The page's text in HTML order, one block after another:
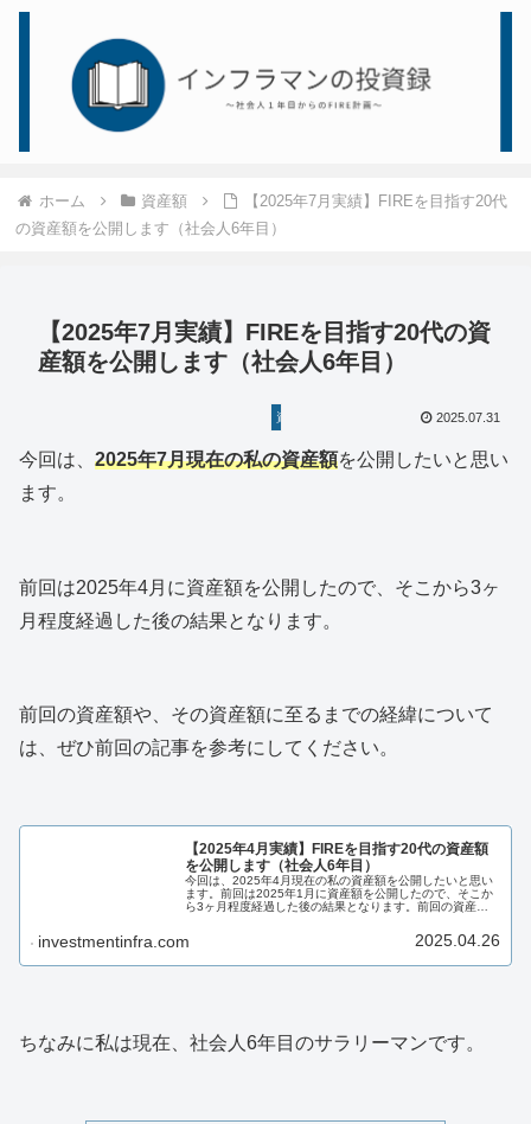
ホーム 資産額
【2025年7月実績】FIREを目指す20代
の資産額を公開します（社会人6年目）
【2025年7月実績】FIREを目指す20代の資
産額を公開します（社会人6年目）
資産額 2025.07.31
今回は、 2025年7月現在の私の資産額を公開したいと思い
ます。
前回は2025年4月に資産額を公開したので、そこから3ヶ
月程度経過した後の結果となります。
前回の資産額や、その資産額に至るまでの経緯について
は、ぜひ前回の記事を参考にしてください。
【2025年4月実績】FIREを目指す20代の資産額
を公開します（社会人6年目）
今回は、2025年4月現在の私の資産額を公開したいと思い
ます。前回は2025年1月に資産額を公開したので、そこか
ら3ヶ月程度経過した後の結果となります。前回の資産額
investmentinfra.com 2025.04.26
ちなみに私は現在、社会人6年目のサラリーマンです。